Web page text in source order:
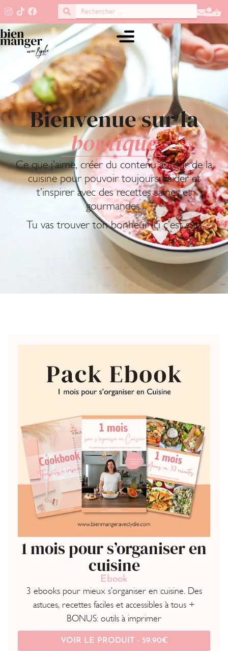
Bienvenue sur la
boutique
Ce que j’aime, créer du contenu autour de la
cuisine pour pouvoir toujours t’aider et
t’inspirer avec des recettes saines et
gourmandes.
Tu vas trouver ton bonheur ici c’est sûr!
1 mois pour s’organiser en
cuisine
Ebook
3 ebooks pour mieux s’organiser en cuisine. Des
astuces, recettes faciles et accessibles à tous +
BONUS: outils à imprimer
VOIR LE PRODUIT - 59.90€